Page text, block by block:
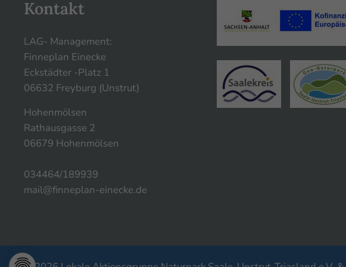
Kontakt
LAG- Management:
Finneplan Einecke
Eckstädter -Platz 1
06632 Freyburg (Unstrut)
Hohenmölsen
Rathausgasse 2
06679 Hohenmölsen
034464/189939
mail@finneplan-einecke.de